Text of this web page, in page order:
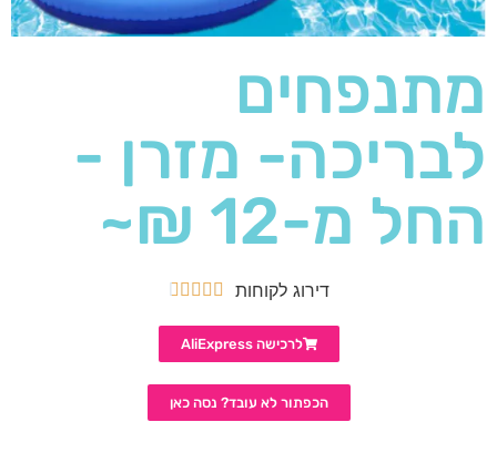
מתנפחים
לבריכה- מזרן -
החל מ-12 ₪~
דירוג לקוחות 




לרכישה AliExpress
הכפתור לא עובד? נסה כאן